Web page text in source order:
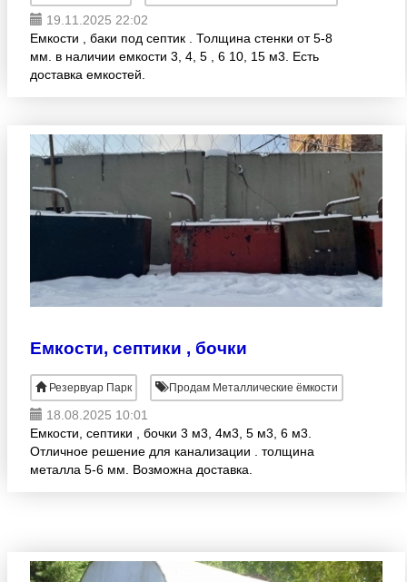
19.11.2025 22:02
Емкости , баки под септик . Толщина стенки от 5-8
мм. в наличии емкости 3, 4, 5 , 6 10, 15 м3. Есть
доставка емкостей.
Емкости, септики , бочки
Резервуар Парк Продам Металлические ёмкости
18.08.2025 10:01
Емкости, септики , бочки 3 м3, 4м3, 5 м3, 6 м3.
Отличное решение для канализации . толщина
металла 5-6 мм. Возможна доставка.